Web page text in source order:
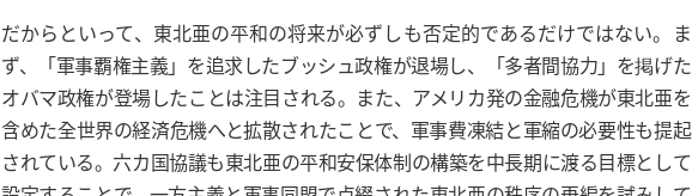
だからといって、東北亜の平和の将来が必ずしも否定的であるだけではない。ま
ず、「軍事覇権主義」を追求したブッシュ政権が退場し、「多者間協力」を掲げた
オバマ政権が登場したことは注目される。また、アメリカ発の金融危機が東北亜を
含めた全世界の経済危機へと拡散されたことで、軍事費凍結と軍縮の必要性も提起
されている。六カ国協議も東北亜の平和安保体制の構築を中長期に渡る目標として